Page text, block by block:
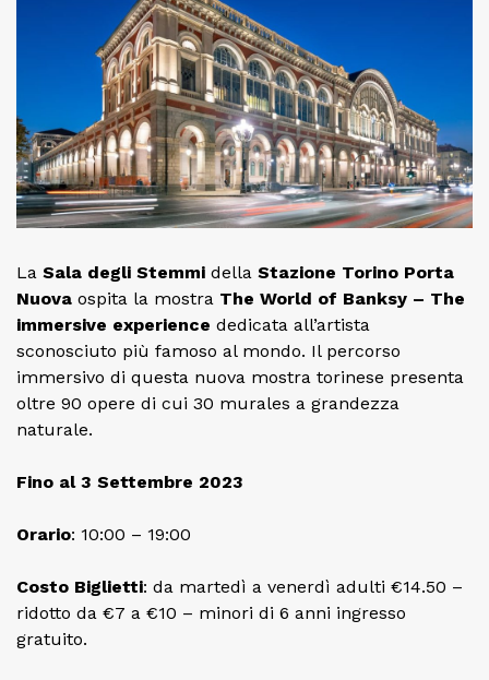
La Sala degli Stemmi della Stazione Torino Porta
Nuova ospita la mostra The World of Banksy – The
immersive experience dedicata all’artista
sconosciuto più famoso al mondo. Il percorso
immersivo di questa nuova mostra torinese presenta
oltre 90 opere di cui 30 murales a grandezza
naturale.
Fino al 3 Settembre 2023
Orario: 10:00 – 19:00
Costo Biglietti: da martedì a venerdì adulti €14.50 –
ridotto da €7 a €10 – minori di 6 anni ingresso
gratuito.